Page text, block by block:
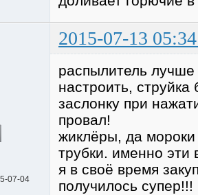
2015-07-13
07-04
распылитель лучше
настроить,
заслонку при
провал!
жиклёры, да
трубки. именно
я в своё время
получилось супер!!!